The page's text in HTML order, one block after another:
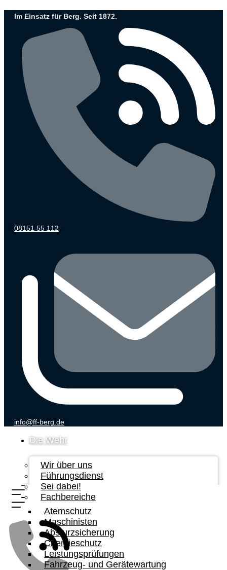
InhaltIm Einsatz für Berg. Seit 1872.
08151 55 112
info@ff-berg.de
Die Wehr
Wir über uns
Führungsdienst
Sei dabei!
Fachbereiche
Atemschutz
Maschinisten
Absturzsicherung
Chemieschutz
Leistungsprüfungen
Fahrzeug- und Gerätewartung